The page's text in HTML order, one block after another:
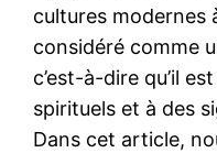
cultures modernes
considéré comme
c’est-à-dire qu’il
spirituels et à des
Dans cet article,